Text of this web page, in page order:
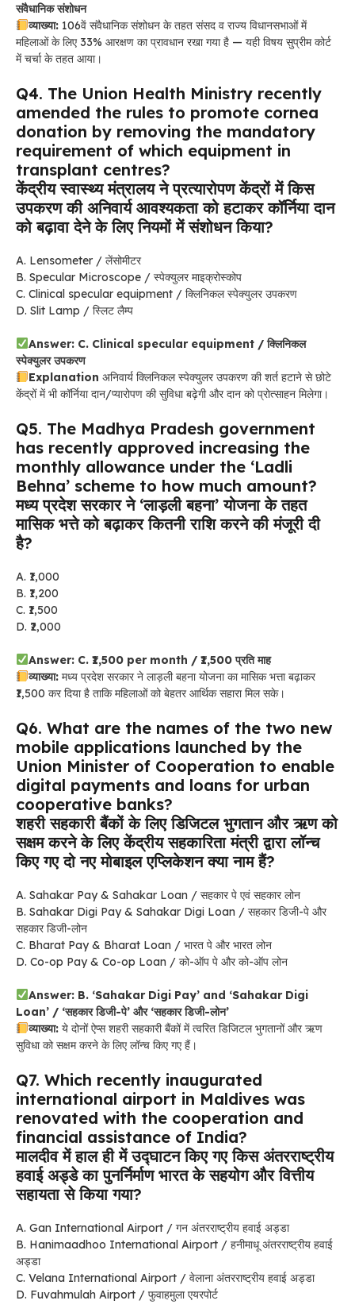
संवैधानिक संशोधन
व्याख्या: 106वें संवैधानिक संशोधन के तहत संसद व राज्य विधानसभाओं में
महिलाओं के लिए 33% आरक्षण का प्रावधान रखा गया है — यही विषय सुप्रीम कोर्ट
में चर्चा के तहत आया।
Q4. The Union Health Ministry recently
amended the rules to promote cornea
donation by removing the mandatory
requirement of which equipment in
transplant centres?
केंद्रीय स्वास्थ्य मंत्रालय ने प्रत्यारोपण केंद्रों में किस
उपकरण की अनिवार्य आवश्यकता को हटाकर कॉर्निया दान
को बढ़ावा देने के लिए नियमों में संशोधन किया?
A. Lensometer / लेंसोमीटर
B. Specular Microscope / स्पेक्युलर माइक्रोस्कोप
C. Clinical specular equipment / क्लिनिकल स्पेक्युलर उपकरण
D. Slit Lamp / स्लिट लैम्प
Answer: C. Clinical specular equipment / क्लिनिकल
स्पेक्युलर उपकरण
Explanation अनिवार्य क्लिनिकल स्पेक्युलर उपकरण की शर्त हटाने से छोटे
केंद्रों में भी कॉर्निया दान/प्यारोपण की सुविधा बढ़ेगी और दान को प्रोत्साहन मिलेगा।
Q5. The Madhya Pradesh government
has recently approved increasing the
monthly allowance under the ‘Ladli
Behna’ scheme to how much amount?
मध्य प्रदेश सरकार ने ‘लाड़ली बहना’ योजना के तहत
मासिक भत्ते को बढ़ाकर कितनी राशि करने की मंजूरी दी
है?
A. ₹1,000
B. ₹1,200
C. ₹1,500
D. ₹2,000
Answer: C. ₹1,500 per month / ₹1,500 प्रति माह
व्याख्या:मध्य प्रदेश सरकार ने लाड़ली बहना योजना का मासिक भत्ता बढ़ाकर
₹1,500 कर दिया है ताकि महिलाओं को बेहतर आर्थिक सहारा मिल सके।
Q6. What are the names of the two new
mobile applications launched by the
Union Minister of Cooperation to enable
digital payments and loans for urban
cooperative banks?
शहरी सहकारी बैंकों के लिए डिजिटल भुगतान और ऋण को
सक्षम करने के लिए केंद्रीय सहकारिता मंत्री द्वारा लॉन्च
किए गए दो नए मोबाइल एप्लिकेशन क्या नाम हैं?
A. Sahakar Pay & Sahakar Loan / सहकार पे एवं सहकार लोन
B. Sahakar Digi Pay & Sahakar Digi Loan / सहकार डिजी-पे और
सहकार डिजी-लोन
C. Bharat Pay & Bharat Loan / भारत पे और भारत लोन
D. Co-op Pay & Co-op Loan / को-ऑप पे और को-ऑप लोन
Answer: B. ‘Sahakar Digi Pay’ and ‘Sahakar Digi
Loan’ / ‘सहकार डिजी-पे’ और ‘सहकार डिजी-लोन’
व्याख्या:ये दोनों ऐप्स शहरी सहकारी बैंकों में त्वरित डिजिटल भुगतानों और ऋण
सुविधा को सक्षम करने के लिए लॉन्च किए गए हैं।
Q7. Which recently inaugurated
international airport in Maldives was
renovated with the cooperation and
financial assistance of India?
मालदीव में हाल ही में उद्घाटन किए गए किस अंतरराष्ट्रीय
हवाई अड्डे का पुनर्निर्माण भारत के सहयोग और वित्तीय
सहायता से किया गया?
A. Gan International Airport / गन अंतरराष्ट्रीय हवाई अड्डा
B. Hanimaadhoo International Airport / हनीमाधू अंतरराष्ट्रीय हवाई
अड्डा
C. Velana International Airport / वेलाना अंतरराष्ट्रीय हवाई अड्डा
D. Fuvahmulah Airport / फुवाहमुला एयरपोर्ट